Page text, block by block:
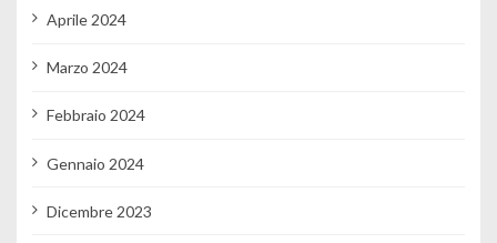
Aprile 2024
Marzo 2024
Febbraio 2024
Gennaio 2024
Dicembre 2023